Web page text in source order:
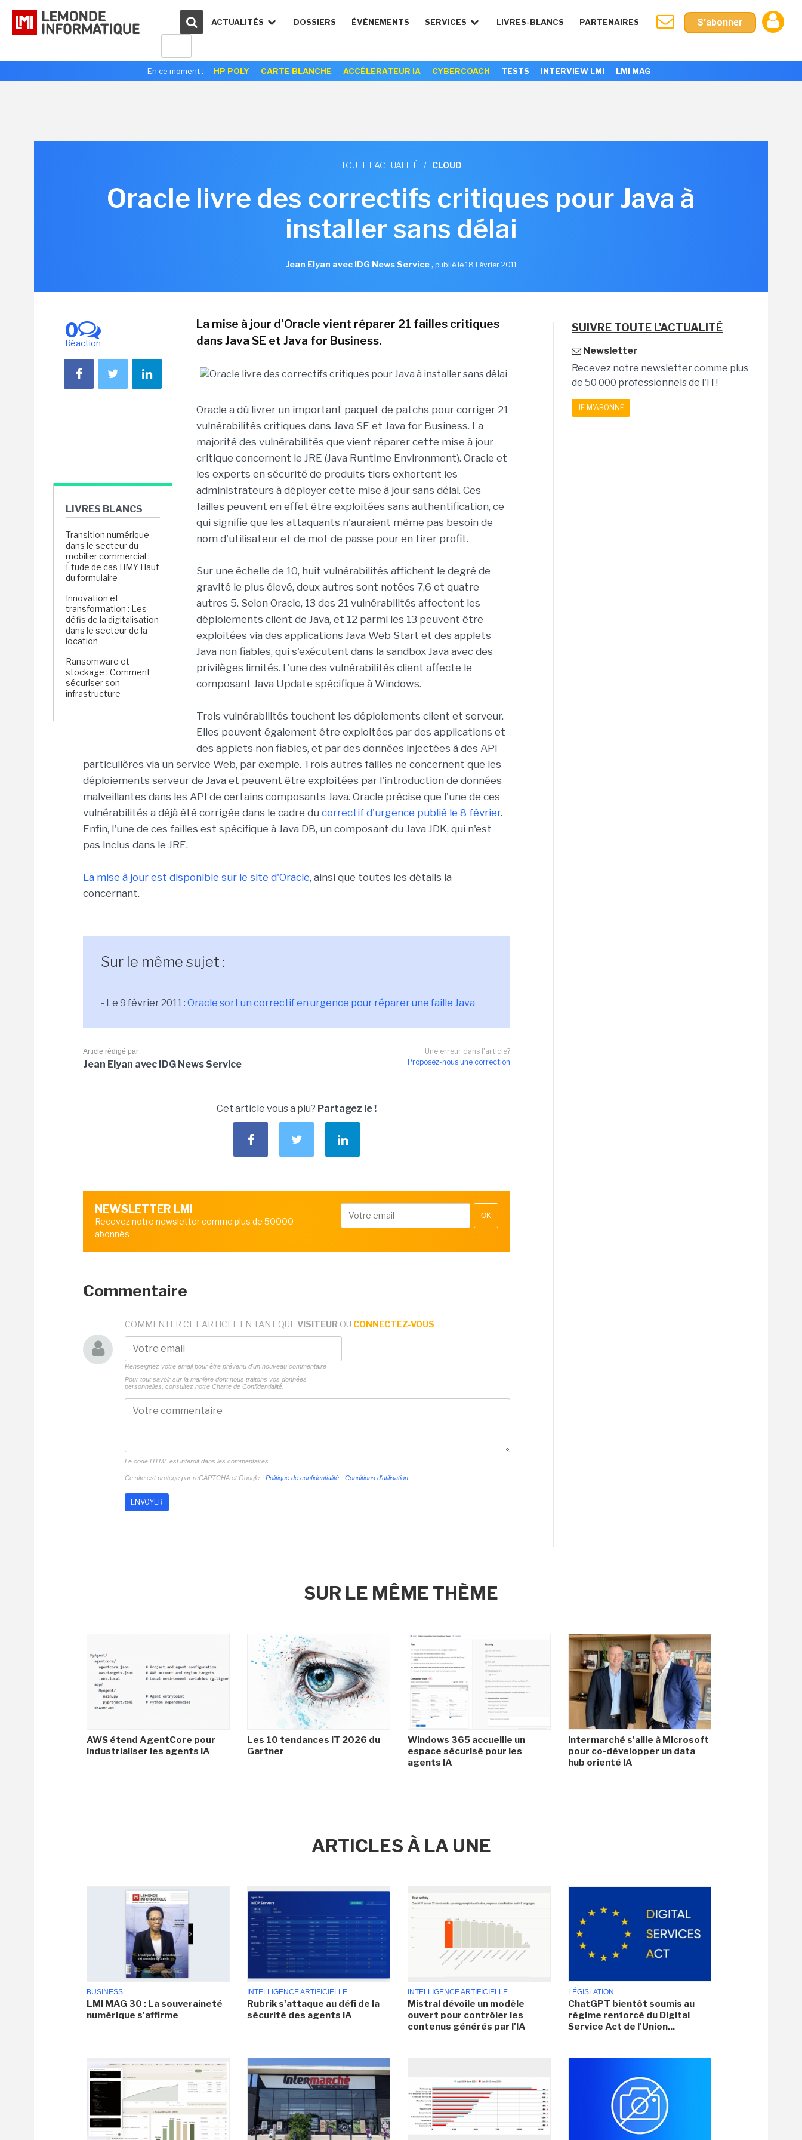
ACTUALITÉS DOSSIERS ÉVÉNEMENTS SERVICES LIVRES-BLANCS PARTENAIRES S'abonner
En ce moment : HP POLY CARTE BLANCHE ACCÉLERATEUR IA CYBERCOACH TESTS INTERVIEW LMI LMI MAG
TOUTE L'ACTUALITÉ / CLOUD
Oracle livre des correctifs critiques pour Java à
installer sans délai
Jean Elyan avec IDG News Service, publié le 18 Février 2011
0
Réaction
LIVRES BLANCS
Transition numérique
dans le secteur du
mobilier commercial :
Étude de cas HMY Haut
du formulaire
Innovation et
transformation : Les
défis de la digitalisation
dans le secteur de la
location
Ransomware et
stockage : Comment
sécuriser son
infrastructure
La mise à jour d'Oracle vient réparer 21 failles critiques
dans Java SE et Java for Business.
Oracle a dû livrer un important paquet de patchs pour corriger 21
vulnérabilités critiques dans Java SE et Java for Business. La
majorité des vulnérabilités que vient réparer cette mise à jour
critique concernent le JRE (Java Runtime Environment). Oracle et
les experts en sécurité de produits tiers exhortent les
administrateurs à déployer cette mise à jour sans délai. Ces
failles peuvent en effet être exploitées sans authentification, ce
qui signifie que les attaquants n'auraient même pas besoin de
nom d'utilisateur et de mot de passe pour en tirer profit.
Sur une échelle de 10, huit vulnérabilités affichent le degré de
gravité le plus élevé, deux autres sont notées 7,6 et quatre
autres 5. Selon Oracle, 13 des 21 vulnérabilités affectent les
déploiements client de Java, et 12 parmi les 13 peuvent être
exploitées via des applications Java Web Start et des applets
Java non fiables, qui s'exécutent dans la sandbox Java avec des
privilèges limités. L'une des vulnérabilités client affecte le
composant Java Update spécifique à Windows.
Trois vulnérabilités touchent les déploiements client et serveur.
Elles peuvent également être exploitées par des applications et
des applets non fiables, et par des données injectées à des API
particulières via un service Web, par exemple. Trois autres failles ne concernent que les
déploiements serveur de Java et peuvent être exploitées par l'introduction de données
malveillantes dans les API de certains composants Java. Oracle précise que l'une de ces
vulnérabilités a déjà été corrigée dans le cadre du correctif d'urgence publié le 8 février.
Enfin, l'une de ces failles est spécifique à Java DB, un composant du Java JDK, qui n'est
pas inclus dans le JRE.
La mise à jour est disponible sur le site d'Oracle, ainsi que toutes les détails la
concernant.
Sur le même sujet :
- Le 9 février 2011 : Oracle sort un correctif en urgence pour réparer une faille Java
Une erreur dans l'article?
Proposez-nous une correction
Article rédigé par
Jean Elyan avec IDG News Service
Cet article vous a plu? Partagez le !
NEWSLETTER LMI
Recevez notre newsletter comme plus de 50000
abonnés
OK
Commentaire
COMMENTER CET ARTICLE EN TANT QUE VISITEUR OU CONNECTEZ-VOUS
Renseignez votre email pour être prévenu d'un nouveau commentaire
Pour tout savoir sur la manière dont nous traitons vos données
personnelles, consultez notre Charte de Confidentialité.
Le code HTML est interdit dans les commentaires
Ce site est protégé par reCAPTCHA et Google - Politique de confidentialité - Conditions d'utilisation
SUIVRE TOUTE L'ACTUALITÉ
Newsletter
Recevez notre newsletter comme plus
de 50 000 professionnels de l'IT!
JE M'ABONNE
SUR LE MÊME THÈME
AWS étend AgentCore pour
industrialiser les agents IA
Les 10 tendances IT 2026 du
Gartner
Windows 365 accueille un
espace sécurisé pour les
agents IA
Intermarché s'allie à Microsoft
pour co-développer un data
hub orienté IA
ARTICLES À LA UNE
BUSINESS
LMI MAG 30 : La souveraineté
numérique s'affirme
INTELLIGENCE ARTIFICIELLE
Rubrik s'attaque au défi de la
sécurité des agents IA
INTELLIGENCE ARTIFICIELLE
Mistral dévoile un modèle
ouvert pour contrôler les
contenus générés par l'IA
LÉGISLATION
ChatGPT bientôt soumis au
régime renforcé du Digital
Service Act de l'Union...